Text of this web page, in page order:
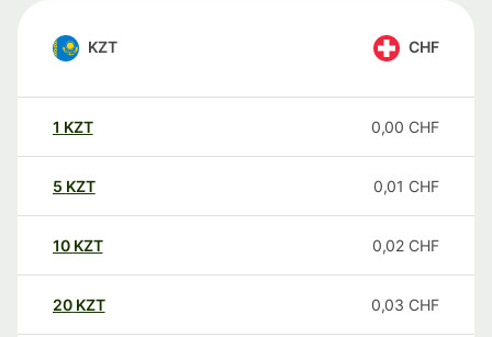
KZT CHF
1 KZT 0,00 CHF
5 KZT 0,01 CHF
10 KZT 0,02 CHF
20 KZT 0,03 CHF